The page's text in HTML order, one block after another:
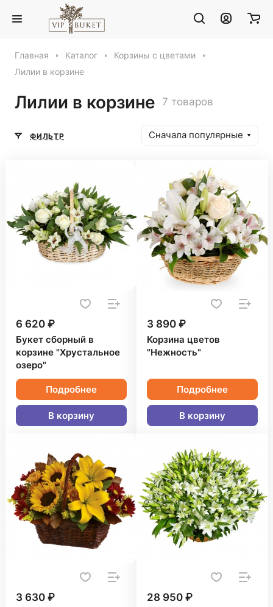
Главная Каталог
Корзины с цветами
Лилии в корзине
Лилии в корзине 7 товаров
ФИЛЬТР Сначала популярные
6 620 ₽
Букет сборный в
корзине "Хрустальное
озеро"
Подробнее
В корзину
3 890 ₽
Корзина цветов
"Нежность"
Подробнее
В корзину
3 630 ₽ 28 950 ₽